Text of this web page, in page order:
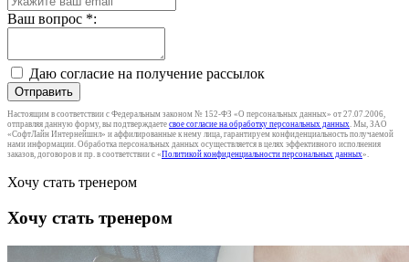
Ваш вопрос *:
Даю согласие на получение рассылок
Отправить
Настоящим в соответствии с Федеральным законом № 152-ФЗ «О персональных данных» от 27.07.2006,
отправляя данную форму, вы подтверждаете свое согласие на обработку персональных данных. Мы, ЗАО
«СофтЛайн Интернейшнл» и аффилированные к нему лица, гарантируем конфиденциальность получаемой
нами информации. Обработка персональных данных осуществляется в целях эффективного исполнения
заказов, договоров и пр. в соответствии с «Политикой конфиденциальности персональных данных».
Хочу стать тренером
Хочу стать тренером